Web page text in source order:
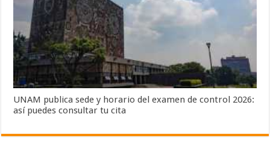
UNAM publica sede y horario del examen de control 2026:
así puedes consultar tu cita